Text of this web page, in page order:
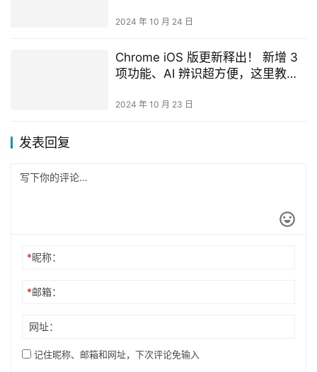
2024 年 10 月 24 日
Chrome iOS 版更新释出！ 新增 3
项功能、AI 辨识超方便，这里教你
2024 年 10 月 23 日
发表回复
*昵称：
*邮箱：
网址：
记住昵称、邮箱和网址，下次评论免输入